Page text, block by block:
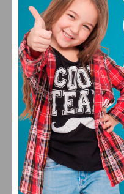
FARMACIAS DE
FERREIRA